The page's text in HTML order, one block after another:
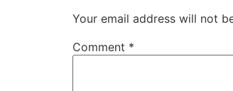
Your email address will not
Comment *